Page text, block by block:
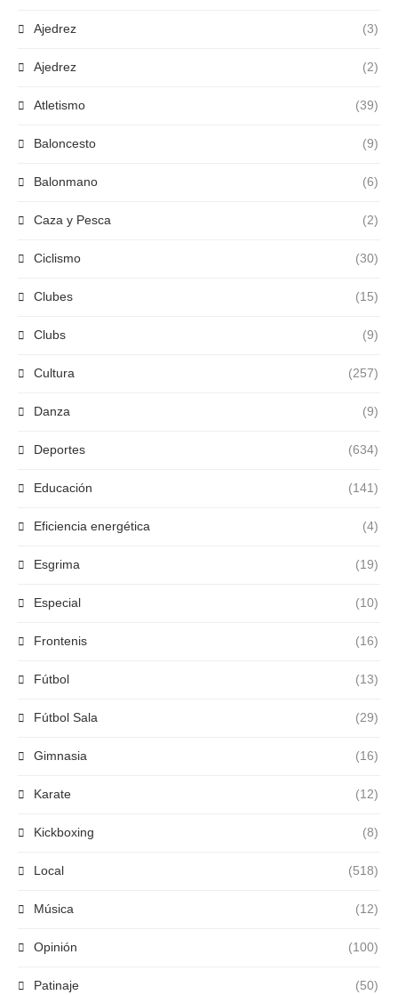
Ajedrez (3)
Ajedrez (2)
Atletismo (39)
Baloncesto (9)
Balonmano (6)
Caza y Pesca (2)
Ciclismo (30)
Clubes (15)
Clubs (9)
Cultura (257)
Danza (9)
Deportes (634)
Educación (141)
Eficiencia energética (4)
Esgrima (19)
Especial (10)
Frontenis (16)
Fútbol (13)
Fútbol Sala (29)
Gimnasia (16)
Karate (12)
Kickboxing (8)
Local (518)
Música (12)
Opinión (100)
Patinaje (50)